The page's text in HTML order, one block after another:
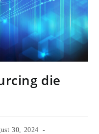
die
30, 2024